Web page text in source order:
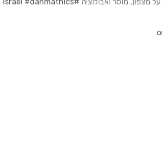
#israel
#danmathics